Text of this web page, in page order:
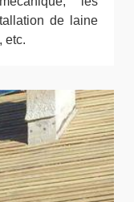
de laine
etc.